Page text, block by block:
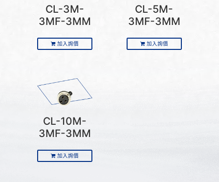
CL-3M-
3MF-3MM
加入詢價
CL-5M-
3MF-3MM
加入詢價
CL-10M-
3MF-3MM
加入詢價